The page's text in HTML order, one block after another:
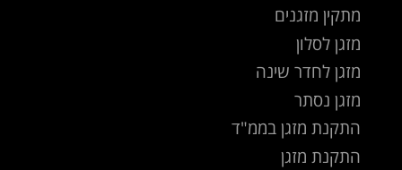
מתקין מזגנים
מזגן לסלון
מזגן לחדר שינה
מזגן נסתר
התקנת מזגן בממ"ד
התקנת מזגן